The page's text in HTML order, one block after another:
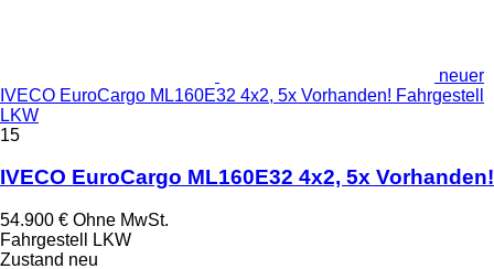
neuer
IVECO EuroCargo ML160E32 4x2, 5x Vorhanden! Fahrgestell
LKW
15
IVECO EuroCargo ML160E32 4x2, 5x Vorhanden!
54.900 € Ohne MwSt.
Fahrgestell LKW
Zustand neu